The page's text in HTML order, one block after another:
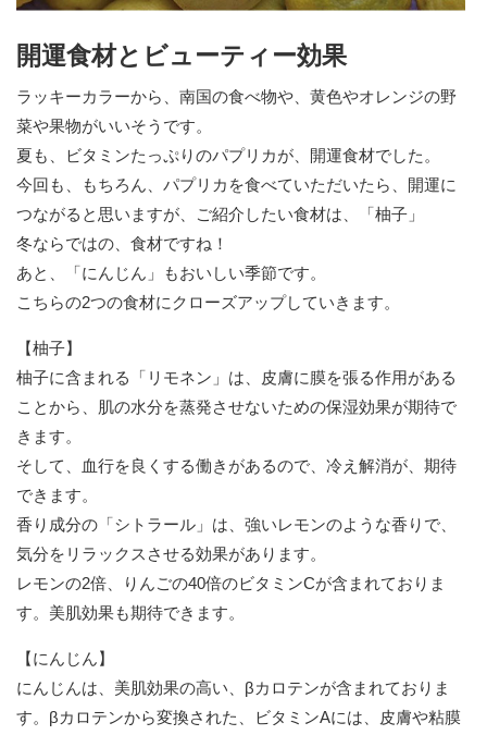
開運食材とビューティー効果
ラッキーカラーから、南国の食べ物や、黄色やオレンジの野
菜や果物がいいそうです。
夏も、ビタミンたっぷりのパプリカが、開運食材でした。
今回も、もちろん、パプリカを食べていただいたら、開運に
つながると思いますが、ご紹介したい食材は、「柚子」
冬ならではの、食材ですね！
あと、「にんじん」もおいしい季節です。
こちらの2つの食材にクローズアップしていきます。
【柚子】
柚子に含まれる「リモネン」は、皮膚に膜を張る作用がある
ことから、肌の水分を蒸発させないための保湿効果が期待で
きます。
そして、血行を良くする働きがあるので、冷え解消が、期待
できます。
香り成分の「シトラール」は、強いレモンのような香りで、
気分をリラックスさせる効果があります。
レモンの2倍、りんごの40倍のビタミンCが含まれておりま
す。美肌効果も期待できます。
【にんじん】
にんじんは、美肌効果の高い、βカロテンが含まれておりま
す。βカロテンから変換された、ビタミンAには、皮膚や粘膜